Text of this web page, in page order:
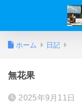
ホーム 日記
無花果
2025年9月11日